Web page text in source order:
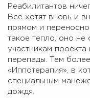
Реабилитантов
Все хотят вновь и
прямом и
такое тепло, оно не
участникам
перепады. Тем
«Иппотерапия», в
специальным
дождя.